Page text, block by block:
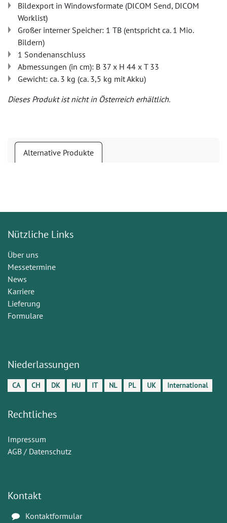
Bildexport in Windowsformate (DICOM Send, DICOM
Worklist)
Großer interner Speicher: 1 TB (entspricht ca. 1 Mio.
Bildern)
1 Sondenanschluss
Abmessungen (in cm): B 37 x H 44 x T 33
Gewicht: ca. 3 kg (ca. 3,5 kg mit Akku)
Dieses Produkt ist nicht in Österreich erhältlich.
Alternative Produkte
Nützliche Links
Über uns
Messetermine
News
Karriere
Lieferung
Formulare
Niederlassungen
CA CH DK HU IT NL PL UK International
Rechtliches
Impressum
AGB / Datenschutz
Kontakt
Kontaktformular